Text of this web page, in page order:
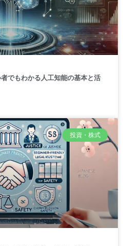
でもわかる人工知能の基本と活
投資・株式